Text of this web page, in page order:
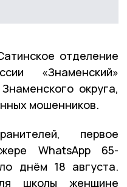
отделение
«Знаменский»
округа,
мошенников.
первое
WhatsApp 65-
днём 18 августа.
школы женщине